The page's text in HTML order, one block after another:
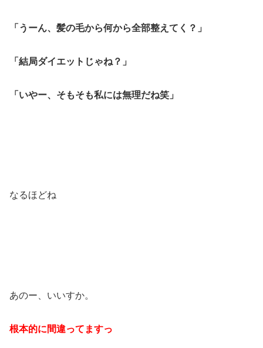
「うーん、髪の毛から何から全部整えてく？」
「結局ダイエットじゃね？」
「いやー、そもそも私には無理だね笑」
なるほどね
あのー、いいすか。
根本的に間違ってますっ